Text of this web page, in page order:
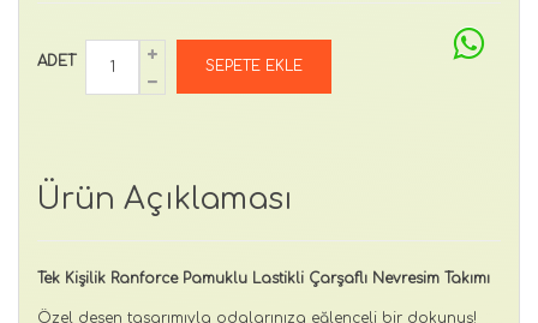
ADET
Ürün Açıklaması
Tek Kişilik Ranforce Pamuklu Lastikli Çarşaflı Nevresim Takımı
Özel desen tasarımıyla odalarınıza eğlenceli bir dokunuş!